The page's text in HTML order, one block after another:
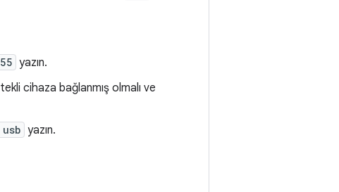
yazın.
cihaza bağlanmış olmalı ve
yazın.